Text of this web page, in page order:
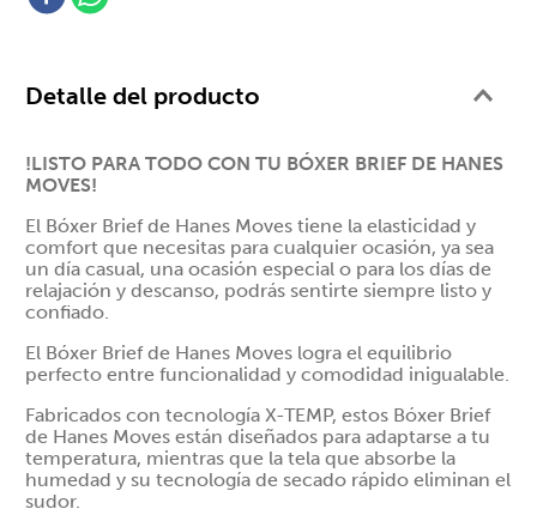
Detalle del producto
!LISTO PARA TODO CON TU BÓXER BRIEF DE HANES
MOVES!
El Bóxer Brief de Hanes Moves tiene la elasticidad y
comfort que necesitas para cualquier ocasión, ya sea
un día casual, una ocasión especial o para los días de
relajación y descanso, podrás sentirte siempre listo y
confiado.
El Bóxer Brief de Hanes Moves logra el equilibrio
perfecto entre funcionalidad y comodidad inigualable.
Fabricados con tecnología X-TEMP, estos Bóxer Brief
de Hanes Moves están diseñados para adaptarse a tu
temperatura, mientras que la tela que absorbe la
humedad y su tecnología de secado rápido eliminan el
sudor.